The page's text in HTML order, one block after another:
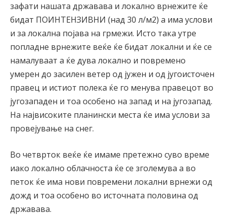
зафати нашата државава и локално врнежите ќе
бидат ПОИНТЕНЗИВНИ (над 30 л/м2) а има услови
и за локална појава на грмежи. Исто така утре
попладне врнежите веќе ќе бидат локални и ќе се
намалуваат а ќе дува локално и повремено
умерен до засилен ветер од јужен и од југоисточен
правец и истиот полека ќе го менува правецот во
југозападен и тоа особено на запад и на југозапад.
На највисоките планински места ќе има услови за
провејување на снег.
Во четврток веќе ќе имаме претежно суво време
иако локално облачноста ќе се зголемува а во
петок ќе има нови повремени локални врнежи од
дожд и тоа особено во источната половина од
државава.